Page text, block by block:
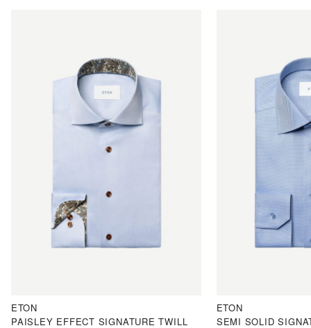
ETON
PAISLEY EFFECT SIGNATURE TWILL
ETON
SEMI SOLID